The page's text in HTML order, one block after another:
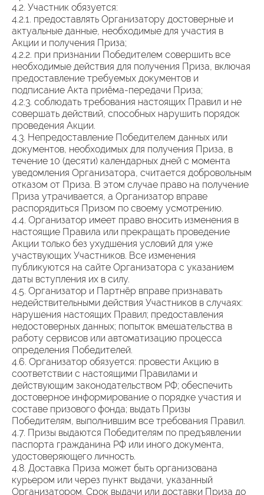
4.2. Участник обязуется:
4.2.1. предоставлять Организатору достоверные и
актуальные данные, необходимые для участия в
Акции и получения Приза;
4.2.2. при признании Победителем совершить все
необходимые действия для получения Приза, включая
предоставление требуемых документов и
подписание Акта приёма-передачи Приза;
4.2.3. соблюдать требования настоящих Правил и не
совершать действий, способных нарушить порядок
проведения Акции.
4.3. Непредоставление Победителем данных или
документов, необходимых для получения Приза, в
течение 10 (десяти) календарных дней с момента
уведомления Организатора, считается добровольным
отказом от Приза. В этом случае право на получение
Приза утрачивается, а Организатор вправе
распорядиться Призом по своему усмотрению.
4.4. Организатор имеет право вносить изменения в
настоящие Правила или прекращать проведение
Акции только без ухудшения условий для уже
участвующих Участников. Все изменения
публикуются на сайте Организатора с указанием
даты вступления их в силу.
4.5. Организатор и Партнёр вправе признавать
недействительными действия Участников в случаях:
нарушения настоящих Правил; предоставления
недостоверных данных; попыток вмешательства в
работу сервисов или автоматизацию процесса
определения Победителей.
4.6. Организатор обязуется: провести Акцию в
соответствии с настоящими Правилами и
действующим законодательством РФ; обеспечить
достоверное информирование о порядке участия и
составе призового фонда; выдать Призы
Победителям, выполнившим все требования Правил.
4.7. Призы выдаются Победителям по предъявлении
паспорта гражданина РФ или иного документа,
удостоверяющего личность.
4.8. Доставка Приза может быть организована
курьером или через пункт выдачи, указанный
Организатором. Срок выдачи или доставки Приза до